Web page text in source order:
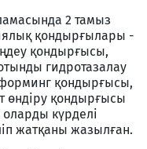
2 тамыз
қондырғылары -
қондырғысы,
гидротазалау
қондырғысы,
өндіру қондырғысы
оларды күрделі
жатқаны жазылған.